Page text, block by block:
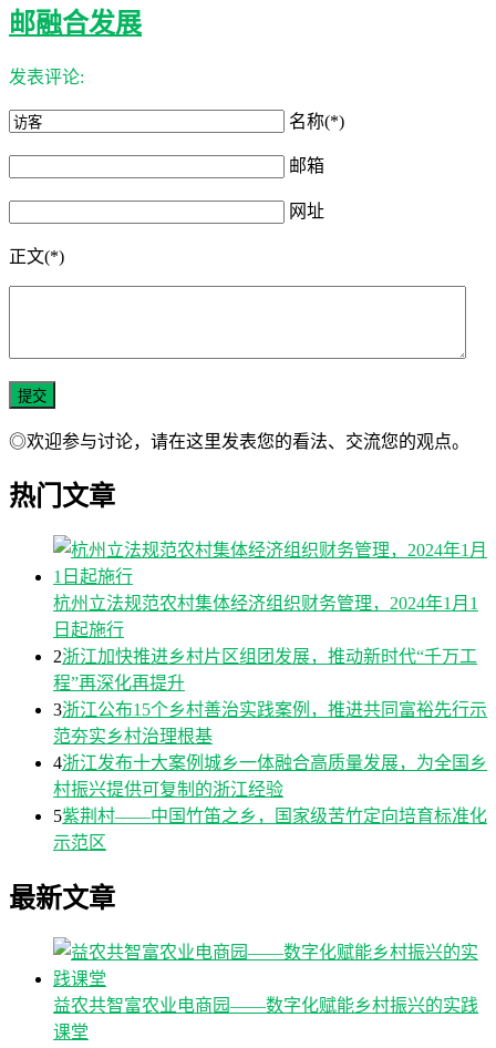
邮融合发展
发表评论:
名称(*)
邮箱
网址
正文(*)
◎欢迎参与讨论，请在这里发表您的看法、交流您的观点。
热门文章
杭州立法规范农村集体经济组织财务管理，2024年1月1
日起施行
2浙江加快推进乡村片区组团发展，推动新时代“千万工
程”再深化再提升
3浙江公布15个乡村善治实践案例，推进共同富裕先行示
范夯实乡村治理根基
4浙江发布十大案例城乡一体融合高质量发展，为全国乡
村振兴提供可复制的浙江经验
5紫荆村——中国竹笛之乡，国家级苦竹定向培育标准化
示范区
最新文章
益农共智富农业电商园——数字化赋能乡村振兴的实践
课堂